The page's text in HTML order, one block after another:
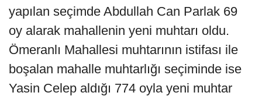
yapılan seçimde Abdullah Can Parlak 69
oy alarak mahallenin yeni muhtarı oldu.
Ömeranlı Mahallesi muhtarının istifası ile
boşalan mahalle muhtarlığı seçiminde ise
Yasin Celep aldığı 774 oyla yeni muhtar